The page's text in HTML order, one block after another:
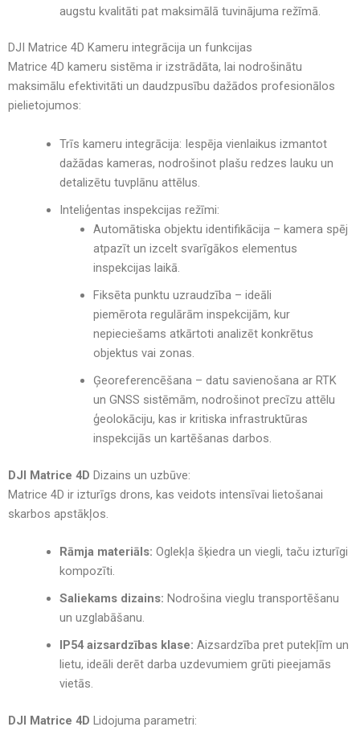
augstu kvalitāti pat maksimālā tuvinājuma režīmā.
DJI Matrice 4D Kameru integrācija un funkcijas
Matrice 4D kameru sistēma ir izstrādāta, lai nodrošinātu
maksimālu efektivitāti un daudzpusību dažādos profesionālos
pielietojumos:
Trīs kameru integrācija: Iespēja vienlaikus izmantot
dažādas kameras, nodrošinot plašu redzes lauku un
detalizētu tuvplānu attēlus.
Inteliģentas inspekcijas režīmi:
Automātiska objektu identifikācija– kamera spēj
atpazīt un izcelt svarīgākos elementus
inspekcijas laikā.
Fiksēta punktu uzraudzība– ideāli
piemērota regulārām inspekcijām, kur
nepieciešams atkārtoti analizēt konkrētus
objektus vai zonas.
Ģeoreferencēšana– datu savienošana ar RTK
un GNSS sistēmām, nodrošinot precīzu attēlu
ģeolokāciju, kas ir kritiska infrastruktūras
inspekcijās un kartēšanas darbos.
DJI Matrice 4D Dizains un uzbūve:
Matrice 4D ir izturīgs drons, kas veidots intensīvai lietošanai
skarbos apstākļos.
Rāmja materiāls: Oglekļa šķiedra un viegli, taču izturīgi
kompozīti.
Saliekams dizains: Nodrošina vieglu transportēšanu
un uzglabāšanu.
IP54 aizsardzības klase: Aizsardzība pret putekļīm un
lietu, ideāli derēt darba uzdevumiem grūti pieejamās
vietās.
DJI Matrice 4D Lidojuma parametri: